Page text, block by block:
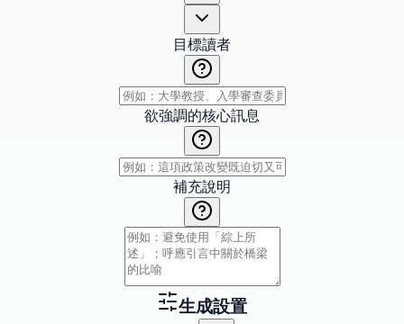
目標讀者
欲強調的核心訊息
補充說明
生成設置